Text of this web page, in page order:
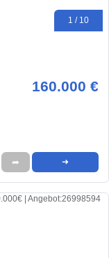
1 / 10
160.000 €
➦ ➜